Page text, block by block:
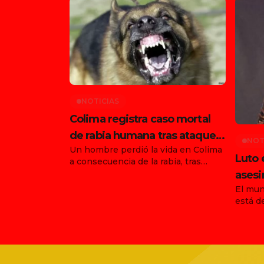
NOTICIAS
Colima registra caso mortal
de rabia humana tras ataque
de animal en Tonila
Un hombre perdió la vida en Colima
a consecuencia de la rabia, tras
informara la muerte de una joven en
Luto
El
está